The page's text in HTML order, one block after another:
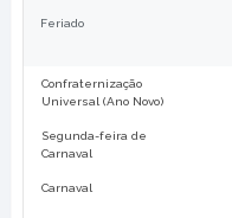
Feriado
Confraternização
Universal (Ano Novo)
Segunda-feira de
Carnaval
Carnaval